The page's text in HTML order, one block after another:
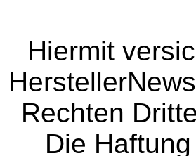
Hiermit
Rechten
Die